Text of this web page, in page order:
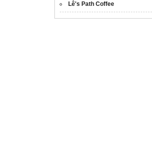
Lê's Path Coffee